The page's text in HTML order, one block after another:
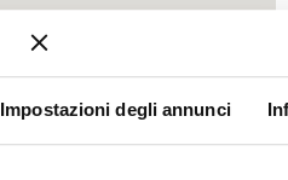
Impostazioni degli annunci